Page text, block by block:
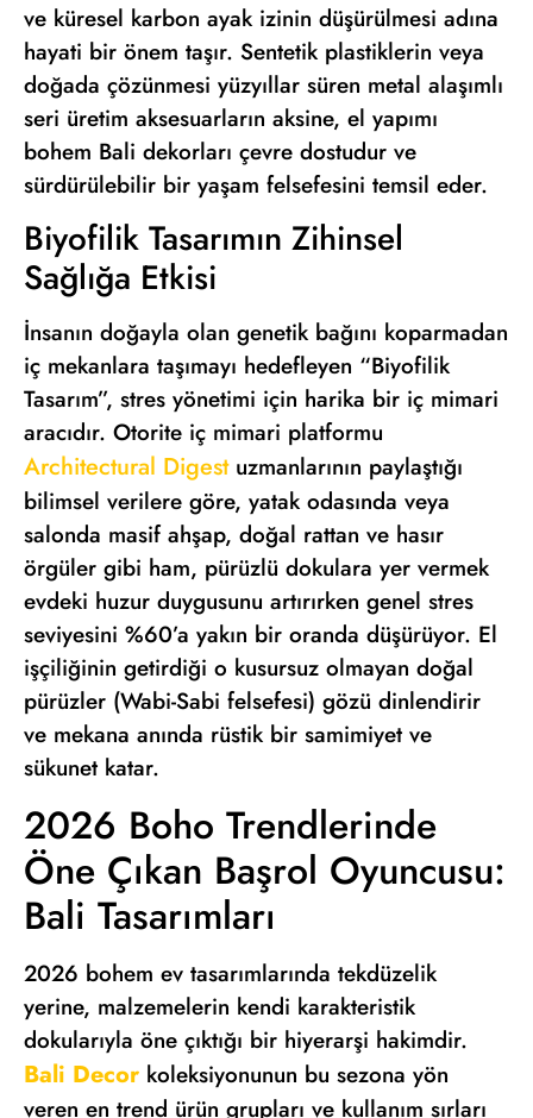
ve küresel karbon ayak izinin düşürülmesi adına
hayati bir önem taşır. Sentetik plastiklerin veya
doğada çözünmesi yüzyıllar süren metal alaşımlı
seri üretim aksesuarların aksine, el yapımı
bohem Bali dekorları çevre dostudur ve
sürdürülebilir bir yaşam felsefesini temsil eder.
Biyofilik Tasarımın Zihinsel
Sağlığa Etkisi
İnsanın doğayla olan genetik bağını koparmadan
iç mekanlara taşımayı hedefleyen “Biyofilik
Tasarım”, stres yönetimi için harika bir iç mimari
aracıdır. Otorite iç mimari platformu
Architectural Digestuzmanlarının paylaştığı
bilimsel verilere göre, yatak odasında veya
salonda masif ahşap, doğal rattan ve hasır
örgüler gibi ham, pürüzlü dokulara yer vermek
evdeki huzur duygusunu artırırken genel stres
seviyesini %60’a yakın bir oranda düşürüyor. El
işçiliğinin getirdiği o kusursuz olmayan doğal
pürüzler (Wabi-Sabi felsefesi) gözü dinlendirir
ve mekana anında rüstik bir samimiyet ve
sükunet katar.
2026 Boho Trendlerinde
Öne Çıkan Başrol Oyuncusu:
Bali Tasarımları
2026 bohem ev tasarımlarında tekdüzelik
yerine, malzemelerin kendi karakteristik
dokularıyla öne çıktığı bir hiyerarşi hakimdir.
Bali Decor koleksiyonunun bu sezona yön
veren en trend ürün grupları ve kullanım sırları